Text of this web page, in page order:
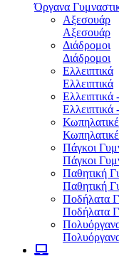
Όργανα
Αξεσουάρ
Αξεσουάρ
Διάδρομοι
Διάδρομοι
Ελλειπτικά
Ελλειπτικά
Ελλειπτικά
Ελλειπτικά
Πάγκοι
Πάγκοι
Παθητική
Παθητική
Ποδήλατα
Ποδήλατα